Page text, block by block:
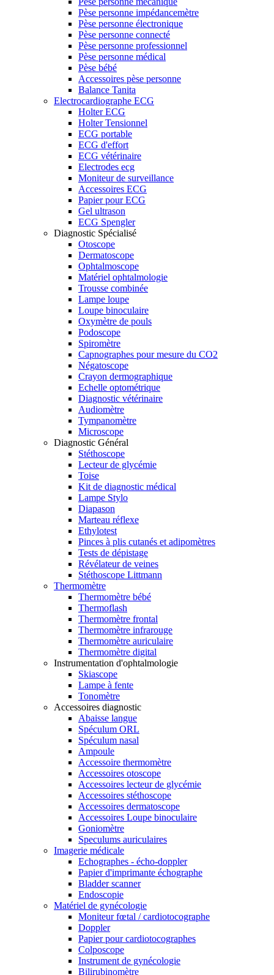
Pèse personne impédancemètre
Pèse personne électronique
Pèse personne connecté
Pèse personne professionnel
Pèse personne médical
Pèse bébé
Accessoires pèse personne
Balance Tanita
Electrocardiographe ECG
Holter ECG
Holter Tensionnel
ECG portable
ECG d'effort
ECG vétérinaire
Electrodes ecg
Moniteur de surveillance
Accessoires ECG
Papier pour ECG
Gel ultrason
ECG Spengler
Diagnostic Spécialisé
Otoscope
Dermatoscope
Ophtalmoscope
Matériel ophtalmologie
Trousse combinée
Lampe loupe
Loupe binoculaire
Oxymètre de pouls
Podoscope
Spiromètre
Capnographes pour mesure du CO2
Négatoscope
Crayon dermographique
Echelle optométrique
Diagnostic vétérinaire
Audiomètre
Tympanomètre
Microscope
Diagnostic Général
Stéthoscope
Lecteur de glycémie
Toise
Kit de diagnostic médical
Lampe Stylo
Diapason
Marteau réflexe
Ethylotest
Pinces à plis cutanés et adipomètres
Tests de dépistage
Révélateur de veines
Stéthoscope Littmann
Thermomètre
Thermomètre bébé
Thermoflash
Thermomètre frontal
Thermomètre infrarouge
Thermomètre auriculaire
Thermomètre digital
Instrumentation d'ophtalmologie
Skiascope
Lampe à fente
Tonomètre
Accessoires diagnostic
Abaisse langue
Spéculum ORL
Spéculum nasal
Ampoule
Accessoire thermomètre
Accessoires otoscope
Accessoires lecteur de glycémie
Accessoires stéthoscope
Accessoires dermatoscope
Accessoires Loupe binoculaire
Goniomètre
Speculums auriculaires
Imagerie médicale
Echographes - écho-doppler
Papier d'imprimante échographe
Bladder scanner
Endoscopie
Matériel de gynécologie
Moniteur fœtal / cardiotocographe
Doppler
Papier pour cardiotocographes
Colposcope
Instrument de gynécologie
Bilirubinomètre